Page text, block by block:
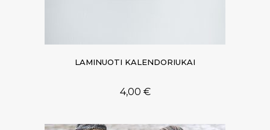
LAMINUOTI KALENDORIUKAI
4,00 €